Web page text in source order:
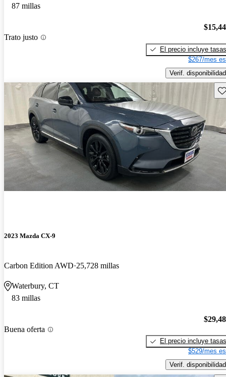
87 millas
Trato justo
El precio incluye tasas
$267/mes
Verif. disponibilidad
2023 Mazda CX-9
Carbon Edition AWD 25,728 millas
Waterbury, CT
83 millas
Buena oferta
El precio incluye tasas
$529/mes
Verif. disponibilidad